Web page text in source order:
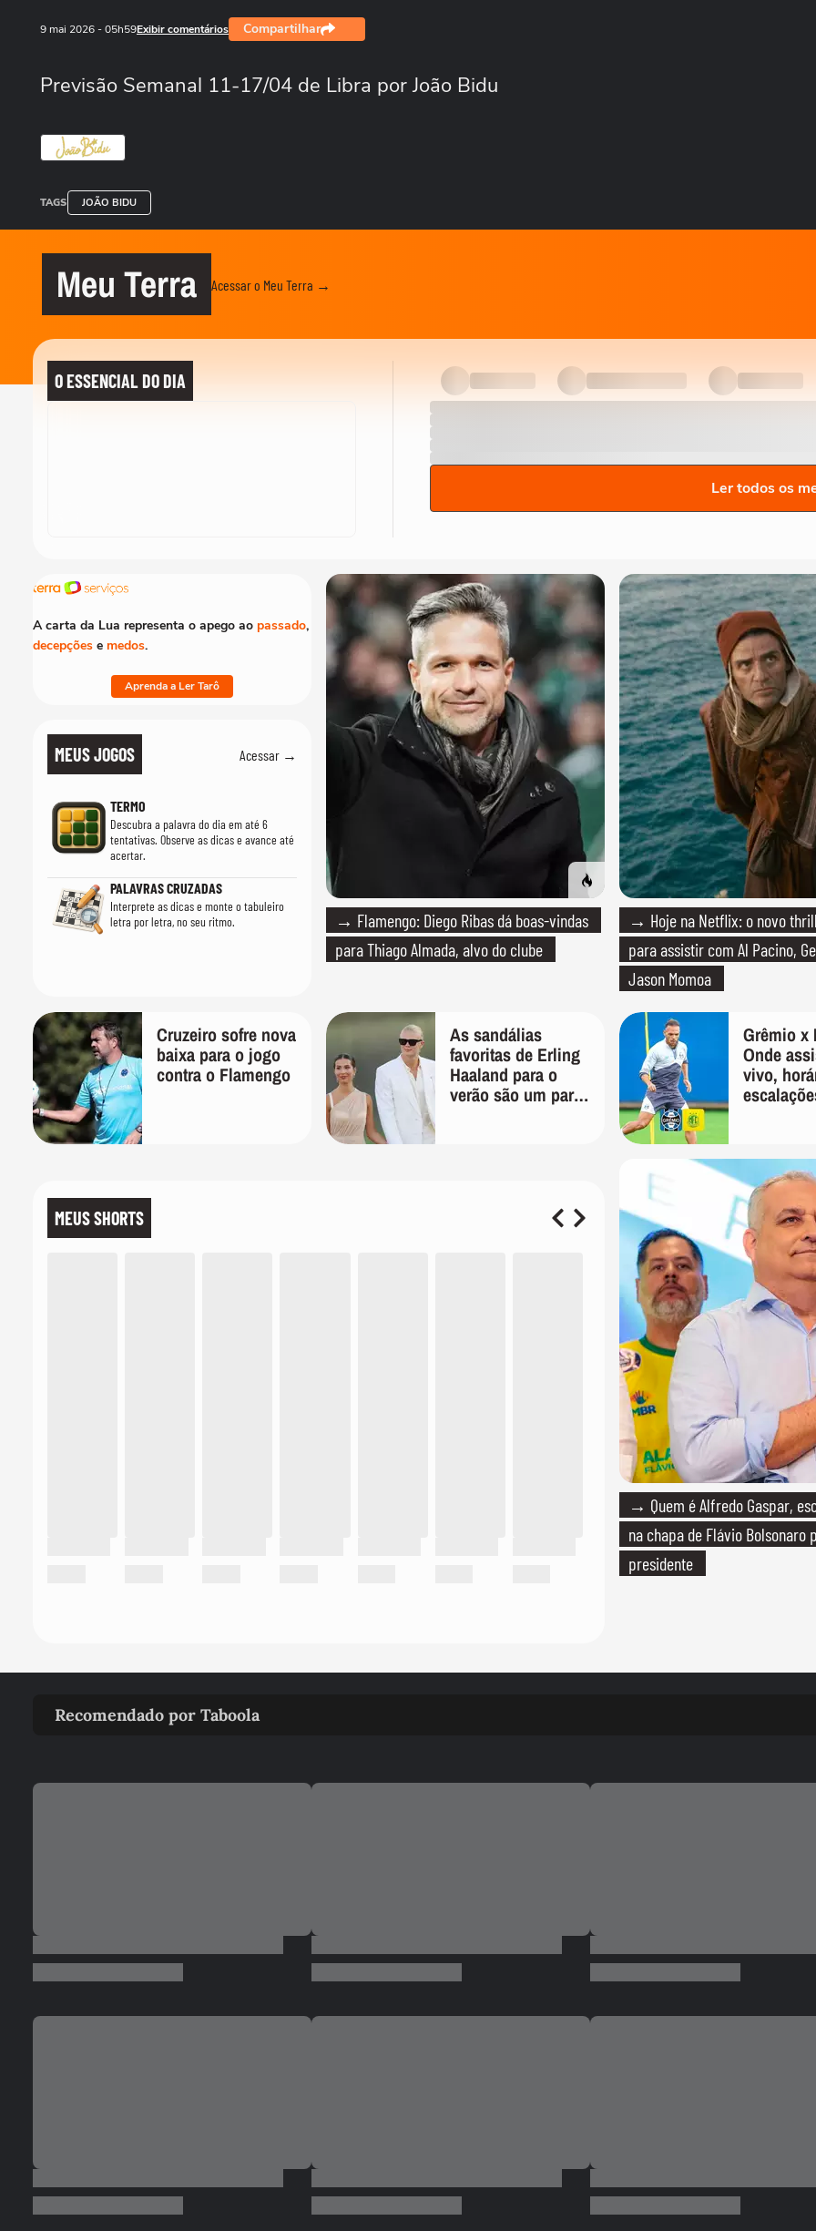
9 mai 2026- 05h59Exibir comentários Compartilhar
Previsão Semanal 11-17/04 de Libra por João Bidu
TAGS JOÃO BIDU
Meu Terra Acessar o Meu Terra →
O ESSENCIAL DO DIA
Ler todos os
MEUS JOGOS Acessar →
TERMO
Descubra a palavra do dia em até 6
tentativas. Observe as dicas e avance até
acertar.
PALAVRAS CRUZADAS
Interprete as dicas e monte o tabuleiro
letra por letra, no seu ritmo.
→ Flamengo: Diego Ribas dá boas-vindas
para Thiago Almada, alvo do clube
→ Hoje na Netflix: o novo
para assistir com Al Pacino,
Jason Momoa
→ Quem é Alfredo Gaspar,
na chapa de Flávio Bolsonaro
presidente
Cruzeiro sofre nova
baixa para o jogo
contra o Flamengo
As sandálias
favoritas de Erling
Haaland para o
verão são um par
Grêmio x
Onde
vivo,
MEUS SHORTS
A carta da Lua representa o apego ao passado,
decepções e medos.
Aprenda a Ler Tarô
Recomendado por Taboola